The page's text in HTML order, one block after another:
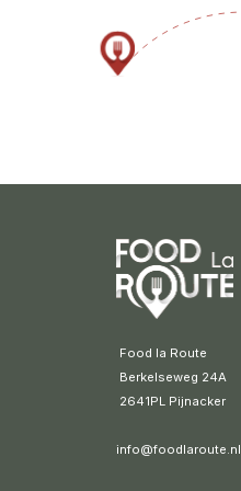
Food la Route
Berkelseweg 24A
2641PL Pijnacker
info@foodlaroute.nl